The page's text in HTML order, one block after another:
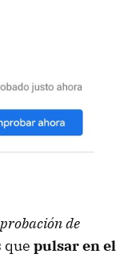
de
que pulsar en el